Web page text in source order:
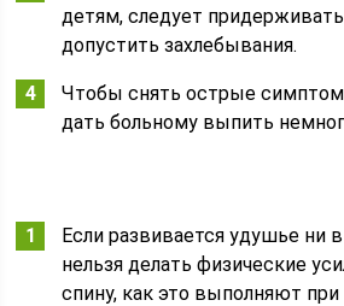
детям, следует
допустить захлебывания.
Чтобы снять острые
дать больному выпить
Если развивается удушье ни
нельзя делать физические
спину, как это выполняют при